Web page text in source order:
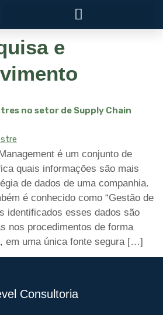
e
no setor de Supply Chain
é um conjunto de
quais informações são mais
de dados de uma companhia.
é conhecido como “Gestão de
identificados esses dados são
nos procedimentos de forma
em uma única fonte segura […]
Consultoria